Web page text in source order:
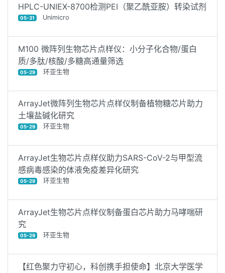
HPLC-UNIEX-8700检测PEI（聚乙酰亚胺）转染试剂
05-31 Unimicro
M100 微阵列生物芯片点样仪：小分子化合物/蛋白
质/多肽/核酸/多糖高通量筛选
05-29 环亚生物
ArrayJet微阵列生物芯片点样仪制备植物糖芯片助力
土壤盐碱化研究
05-29 环亚生物
ArrayJet生物芯片点样仪助力SARS-CoV-2与甲型流
感病毒感染的体液免疫差异化研究
05-29 环亚生物
ArrayJet生物芯片点样仪制备蛋白芯片助力马哮喘研
究
05-29 环亚生物
【红色聚力守初心，科创携手担使命】北京大学医学